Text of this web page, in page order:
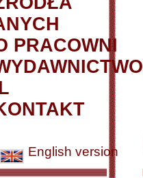
PRACOWNI
English version